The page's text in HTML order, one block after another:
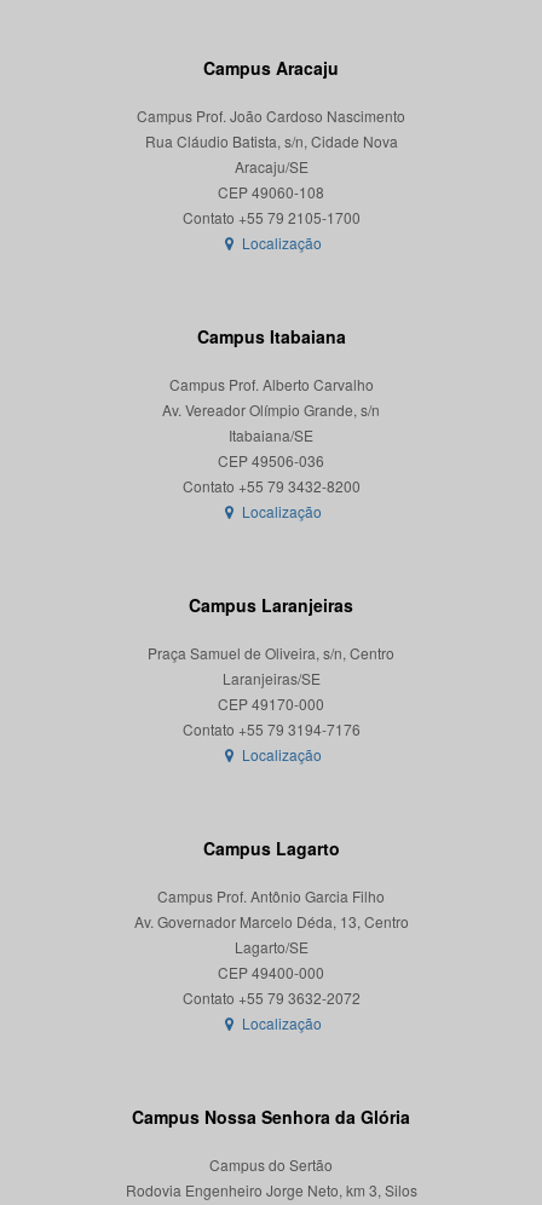
Campus Aracaju
Campus Prof. João Cardoso Nascimento
Rua Cláudio Batista, s/n, Cidade Nova
Aracaju/SE
CEP 49060-108
Localização
Campus Itabaiana
Campus Prof. Alberto Carvalho
Av. Vereador Olímpio Grande, s/n
Itabaiana/SE
CEP 49506-036
Localização
Campus Laranjeiras
Praça Samuel de Oliveira, s/n, Centro
Laranjeiras/SE
CEP 49170-000
Localização
Campus Lagarto
Campus Prof. Antônio Garcia Filho
Av. Governador Marcelo Déda, 13, Centro
Lagarto/SE
CEP 49400-000
Localização
Campus Nossa Senhora da Glória
Campus do Sertão
Rodovia Engenheiro Jorge Neto, km 3, Silos